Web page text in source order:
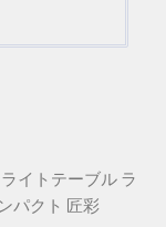
イトテーブル ラ
パクト 匠彩